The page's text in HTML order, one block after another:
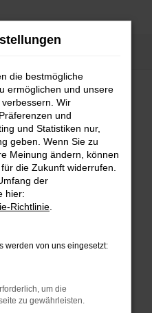
ERROR
dir helfen können:
und deine
zum Beispiel deine
Seiten
die Seite in einem
die bestmögliche
ermöglichen und unsere
Wir
und
und Statistiken nur,
geben. Wenn Sie zu
Meinung ändern, können
die Zukunft widerrufen.
der
hier:
Richtlinie
werden von uns eingesetzt:
um die
zu gewährleisten.